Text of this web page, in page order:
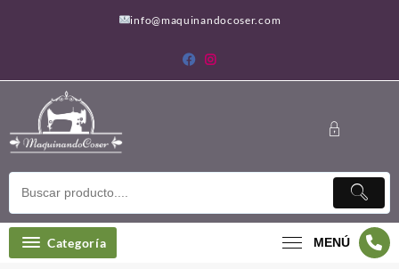
info@maquinandocoser.com
Categoría MENÚ